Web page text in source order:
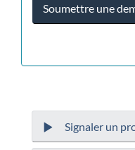
Soumettre une
Signaler un